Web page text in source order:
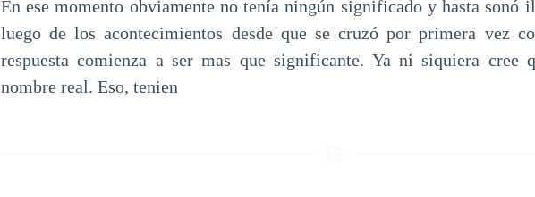
En ese momento obviamente no tenía ningún significado y hasta sonó
luego de los acontecimientos desde que se cruzó por primera vez
respuesta comienza a ser mas que significante. Ya ni siquiera cree
nombre real. Eso, tenien